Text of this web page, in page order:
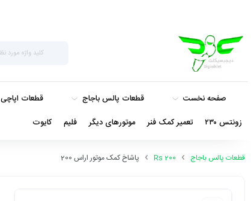
صفحه نخست قطعات پالس باجاج قطعات اپاچی
زونتس ۲۳۰
تعمیر کمک فنر موتورهای دیگر فلیم کایوت
قطعات پالس باجاج Rs 200 پاشاخ کمک موتور اراس 200